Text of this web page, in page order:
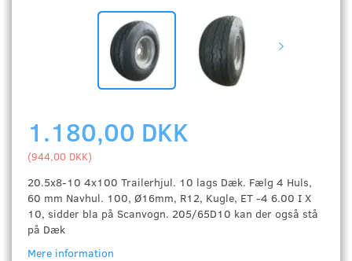
1.180,00 DKK
(944,00 DKK)
20.5x8-10 4x100 Trailerhjul. 10 lags Dæk. Fælg 4 Huls,
60 mm Navhul. 100, Ø16mm, R12, Kugle, ET -4 6.00 I X
10, sidder bla på Scanvogn. 205/65D10 kan der også stå
på Dæk
Mere information